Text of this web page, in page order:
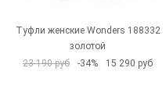
Туфли женские Wonders 188332
золотой
23 190 руб
-34% 15 290 руб